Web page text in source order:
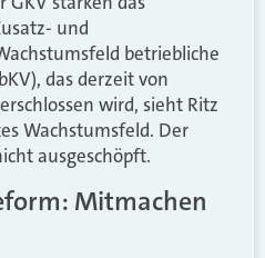
und
betriebliche
das derzeit von
wird, sieht Ritz
Wachstumsfeld. Der
ausgeschöpft.
Mitmachen